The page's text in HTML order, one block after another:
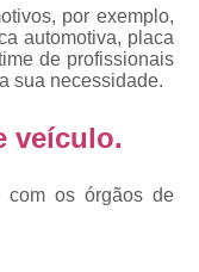
da Placa
Mercosul
Emplacar
Emplacar o Carro
Emplacar
por exemplo,
automotiva, placa
de profissionais
sua necessidade.
veículo.
com os órgãos de